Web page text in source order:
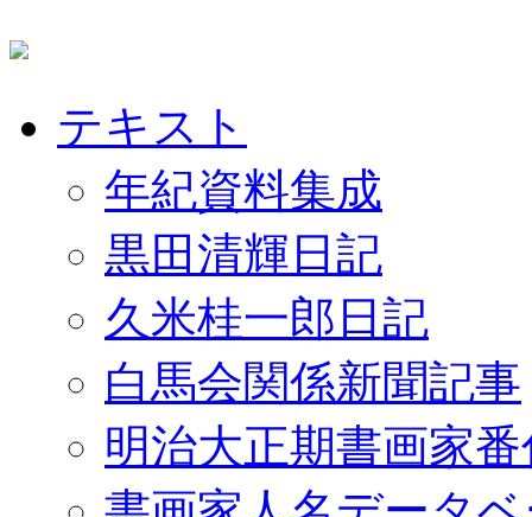
テキスト
年紀資料集成
黒田清輝日記
久米桂一郎日記
白馬会関係新聞記事
明治大正期書画家